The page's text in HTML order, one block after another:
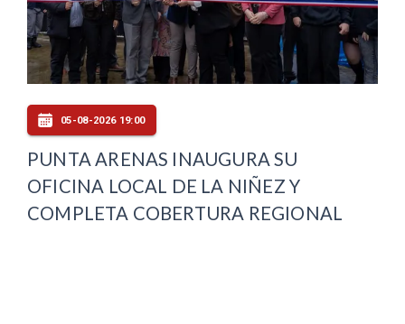
05-08-2026 19:00
PUNTA ARENAS INAUGURA SU
OFICINA LOCAL DE LA NIÑEZ Y
COMPLETA COBERTURA REGIONAL